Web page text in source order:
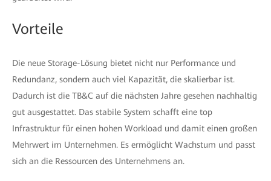
Vorteile
Die neue Storage-Lösung bietet nicht nur Performance und
Redundanz, sondern auch viel Kapazität, die skalierbar ist.
Dadurch ist die TB&C auf die nächsten Jahre gesehen nachhaltig
gut ausgestattet. Das stabile System schafft eine top
Infrastruktur für einen hohen Workload und damit einen großen
Mehrwert im Unternehmen. Es ermöglicht Wachstum und passt
sich an die Ressourcen des Unternehmens an.